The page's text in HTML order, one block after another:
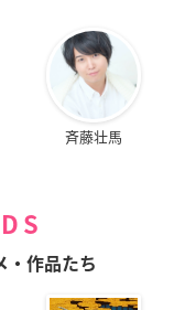
斉藤壮馬
・作品たち